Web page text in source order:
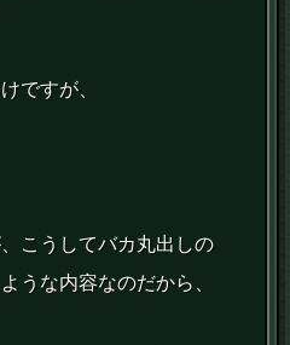
ですが、
こうしてバカ丸出しの
うな内容なのだから、